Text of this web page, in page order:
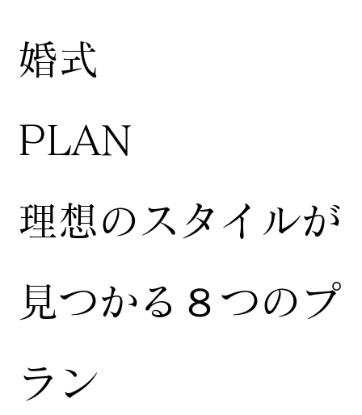
婚式
​PLAN
​理想のスタイルが
見つかる８つのプ
ラン